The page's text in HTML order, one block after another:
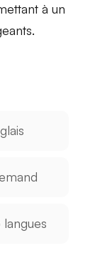
à un